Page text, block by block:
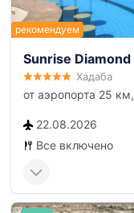
Sunrise
Хадаба
от аэропорта 25
22.08.2026
Все включено